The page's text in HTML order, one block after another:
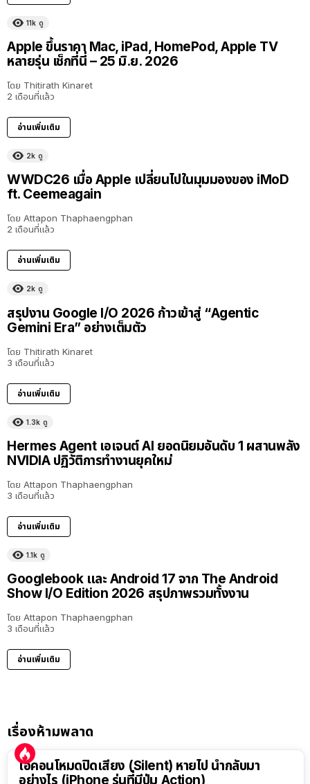
11k ดู
Apple ขึ้นราคา Mac, iPad, HomePod, Apple TV
หลายรุ่น เช็กที่นี่ – 25 มิ.ย. 2026
โดย Thitirath Kinaret
2 เดือนที่แล้ว
อ่านเพิ่มเติม
2k ดู
WWDC26 เมื่อ Apple เปลี่ยนไปในมุมมองของ iMoD
ft. Ceemeagain
โดย Attapon Thaphaengphan
2 เดือนที่แล้ว
อ่านเพิ่มเติม
2k ดู
สรุปงาน Google I/O 2026 ก้าวเข้าสู่ “Agentic
Gemini Era” อย่างเต็มตัว
โดย Thitirath Kinaret
3 เดือนที่แล้ว
อ่านเพิ่มเติม
1.3k ดู
Hermes Agent เอเจนต์ AI ยอดนิยมอันดับ 1 ผสานพลัง
NVIDIA ปฏิวัติการทำงานยุคใหม่
โดย Attapon Thaphaengphan
3 เดือนที่แล้ว
อ่านเพิ่มเติม
1.1k ดู
Googlebook และ Android 17 จาก The Android
Show I/O Edition 2026 สรุปภาพรวมทั้งงาน
โดย Attapon Thaphaengphan
3 เดือนที่แล้ว
อ่านเพิ่มเติม
เรื่องห้ามพลาด
ไอคอนโหมดปิดเสียง (Silent) หายไป นำกลับมา
อย่างไร (iPhone รุ่นที่มีปุ่ม Action)